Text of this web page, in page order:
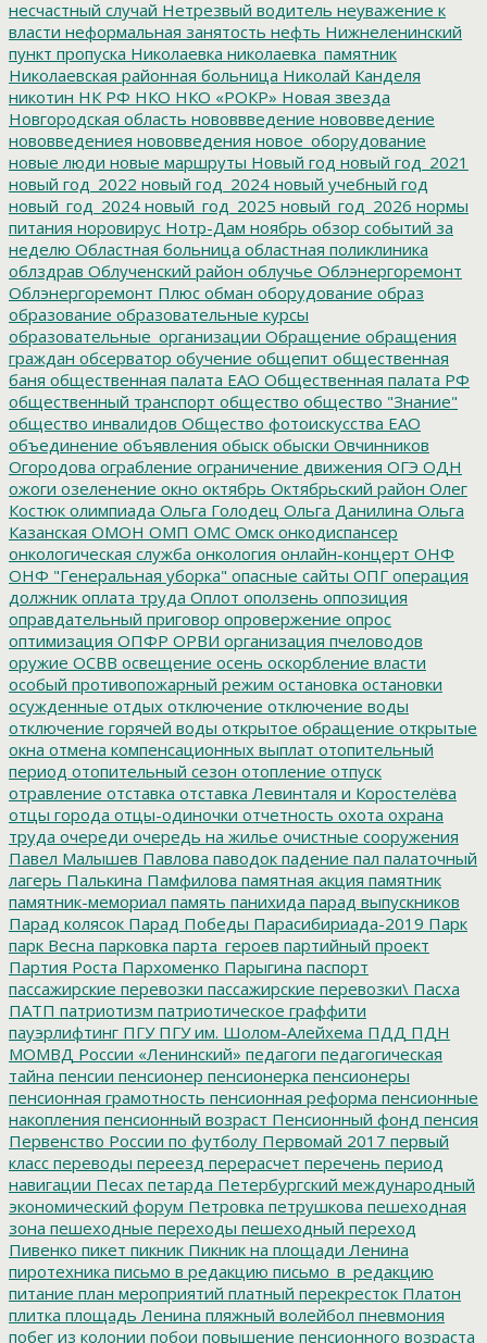
несчастный случай Нетрезвый водитель неуважение к
власти неформальная занятость нефть Нижнеленинский
пункт пропуска Николаевка николаевка_памятник
Николаевская районная больница Николай Канделя
никотин НК РФ НКО НКО «РОКР» Новая звезда
Новгородская область нововвведение нововведение
нововведениея нововведения новое_оборудование
новые люди новые маршруты Новый год новый год_2021
новый год_2022 новый год_2024 новый учебный год
новый_год_2024 новый_год_2025 новый_год_2026 нормы
питания норовирус Нотр-Дам ноябрь обзор событий за
неделю Областная больница областная поликлиника
облздрав Облученский район облучье Облэнергоремонт
Облэнергоремонт Плюс обман оборудование образ
образование образовательные курсы
образовательные_организации Обращение обращения
граждан обсерватор обучение общепит общественная
баня общественная палата ЕАО Общественная палата РФ
общественный транспорт общество общество "Знание"
общество инвалидов Общество фотоискусства ЕАО
объединение объявления обыск обыски Овчинников
Огородова ограбление ограничение движения ОГЭ ОДН
ожоги озеленение окно октябрь Октябрьский район Олег
Костюк олимпиада Ольга Голодец Ольга Данилина Ольга
Казанская ОМОН ОМП ОМС Омск онкодиспансер
онкологическая служба онкология онлайн-концерт ОНФ
ОНФ "Генеральная уборка" опасные сайты ОПГ операция
должник оплата труда Оплот оползень оппозиция
оправдательный приговор опровержение опрос
оптимизация ОПФР ОРВИ организация пчеловодов
оружие ОСВВ освещение осень оскорбление власти
особый противопожарный режим остановка остановки
осужденные отдых отключение отключение воды
отключение горячей воды открытое обращение открытые
окна отмена компенсационных выплат отопительный
период отопительный сезон отопление отпуск
отравление отставка отставка Левинталя и Коростелёва
отцы города отцы-одиночки отчетность охота охрана
труда очереди очередь на жилье очистные сооружения
Павел Малышев Павлова паводок падение пал палаточный
лагерь Палькина Памфилова памятная акция памятник
памятник-мемориал память панихида парад выпускников
Парад колясок Парад Победы Парасибириада-2019 Парк
парк Весна парковка парта_героев партийный проект
Партия Роста Пархоменко Парыгина паспорт
пассажирские перевозки пассажирские перевозки\ Пасха
ПАТП патриотизм патриотическое граффити
пауэрлифтинг ПГУПГУ им. Шолом-Алейхема ПДД ПДН
МОМВД России «Ленинский» педагоги педагогическая
тайна пенсии пенсионер пенсионерка пенсионеры
пенсионная грамотность пенсионная реформа пенсионные
накопления пенсионный возраст Пенсионный фонд пенсия
Первенство России по футболу Первомай 2017 первый
класс переводы переезд перерасчет перечень период
навигации Песах петарда Петербургский международный
экономический форум Петровка петрушкова пешеходная
зона пешеходные переходы пешеходный переход
Пивенко пикет пикник Пикник на площади Ленина
пиротехника письмо в редакцию письмо_в_редакцию
питание план мероприятий платный перекресток Платон
плитка площадь Ленина пляжный волейбол пневмония
побег из колонии побои повышение пенсионного возраста